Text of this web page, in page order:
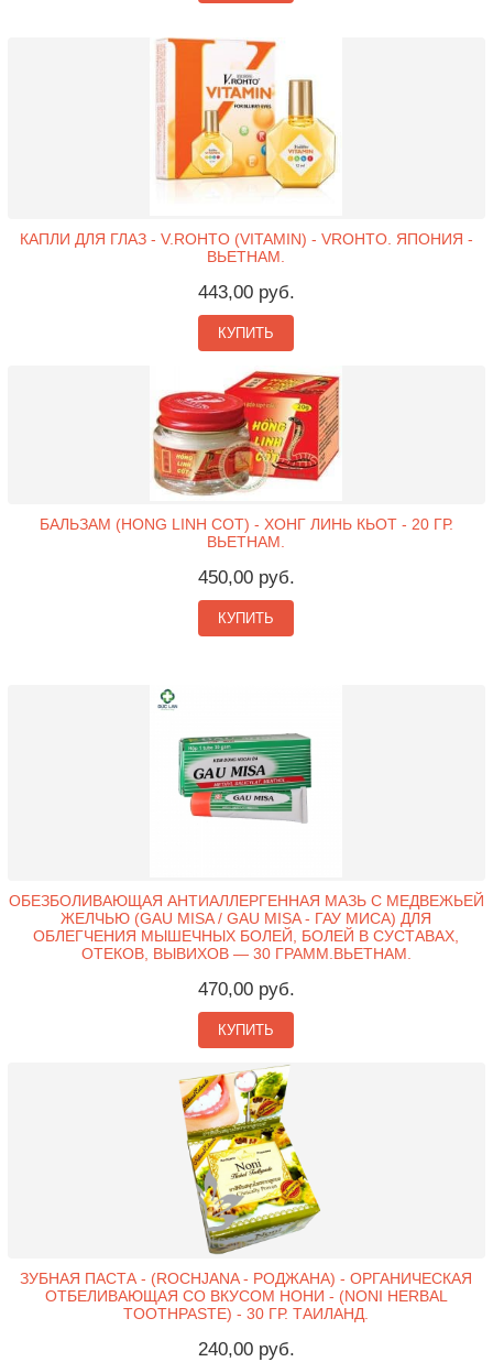
КАПЛИ ДЛЯ ГЛАЗ - V.ROHTO (VITAMIN) - VROHTO. ЯПОНИЯ -
ВЬЕТНАМ.
443,00 руб.
КУПИТЬ
БАЛЬЗАМ (HONG LINH COT) - ХОНГ ЛИНЬ КЬОТ - 20 ГР.
ВЬЕТНАМ.
450,00 руб.
КУПИТЬ
ОБЕЗБОЛИВАЮЩАЯ АНТИАЛЛЕРГЕННАЯ МАЗЬ С МЕДВЕЖЬЕЙ
ЖЕЛЧЬЮ (GAU MISA / GAU MISA - ГАУ МИСА) ДЛЯ
ОБЛЕГЧЕНИЯ МЫШЕЧНЫХ БОЛЕЙ, БОЛЕЙ В СУСТАВАХ,
ОТЕКОВ, ВЫВИХОВ — 30 ГРАММ.ВЬЕТНАМ.
470,00 руб.
КУПИТЬ
ЗУБНАЯ ПАСТА - (ROCHJANA - РОДЖАНА) - ОРГАНИЧЕСКАЯ
ОТБЕЛИВАЮЩАЯ СО ВКУСОМ НОНИ - (NONI HERBAL
TOOTHPASTE) - 30 ГР. ТАИЛАНД.
240,00 руб.